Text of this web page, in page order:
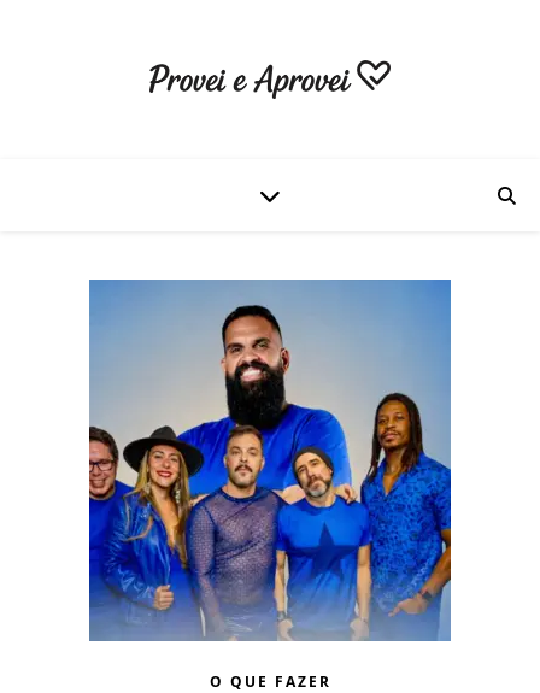
O QUE FAZER